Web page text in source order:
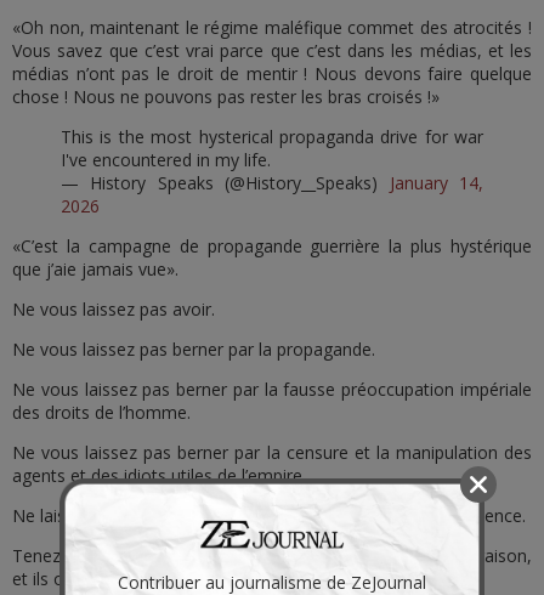
«Oh non, maintenant le régime maléfique commet des atrocités !
Vous savez que c’est vrai parce que c’est dans les médias, et les
médias n’ont pas le droit de mentir ! Nous devons faire quelque
chose ! Nous ne pouvons pas rester les bras croisés !»
This is the most hysterical propaganda drive for war
I've encountered in my life.
— History Speaks (@History__Speaks)
January 14,
2026
«C’est la campagne de propagande guerrière la plus hystérique
que j’aie jamais vue».
Ne vous laissez pas avoir.
Ne vous laissez pas berner par la propagande.
Ne vous laissez pas berner par la fausse préoccupation impériale
des droits de l’homme.
Ne vous laissez pas berner par la censure et la manipulation des
agents et des idiots utiles de l’empire.
Ne laissez pas les apologistes de l’empire vous réduire au silence.
Tenez bon. Voilà exactement ce que ça donne. Vous avez raison,
et ils ont tort.Contribuer au journalisme de ZeJournal